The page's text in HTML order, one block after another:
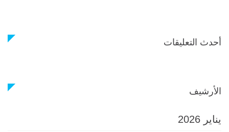
أحدث التعليقات
الأرشيف
يناير 2026